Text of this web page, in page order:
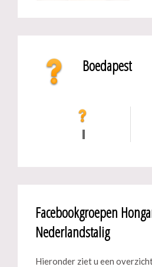
Boedapest
Facebookgroepen
Nederlandstalig
Hieronder ziet u een